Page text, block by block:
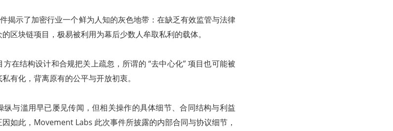
揭示了加密行业一个鲜为人知的灰色地带：在缺乏有效监管与法律
区块链项目，极易被利用为幕后少数人牟取私利的载体。
在结构设计和合规把关上疏忽，所谓的 “去中心化” 项目也可能被
有化，背离原有的公平与开放初衷。
纵与滥用早已屡见传闻，但相关操作的具体细节、合同结构与利益
如此，Movement Labs 此次事件所披露的内部合同与协议细节，